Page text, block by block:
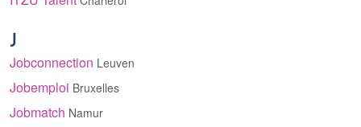
J
Jobconnection Leuven
Jobemploi Bruxelles
Jobmatch Namur